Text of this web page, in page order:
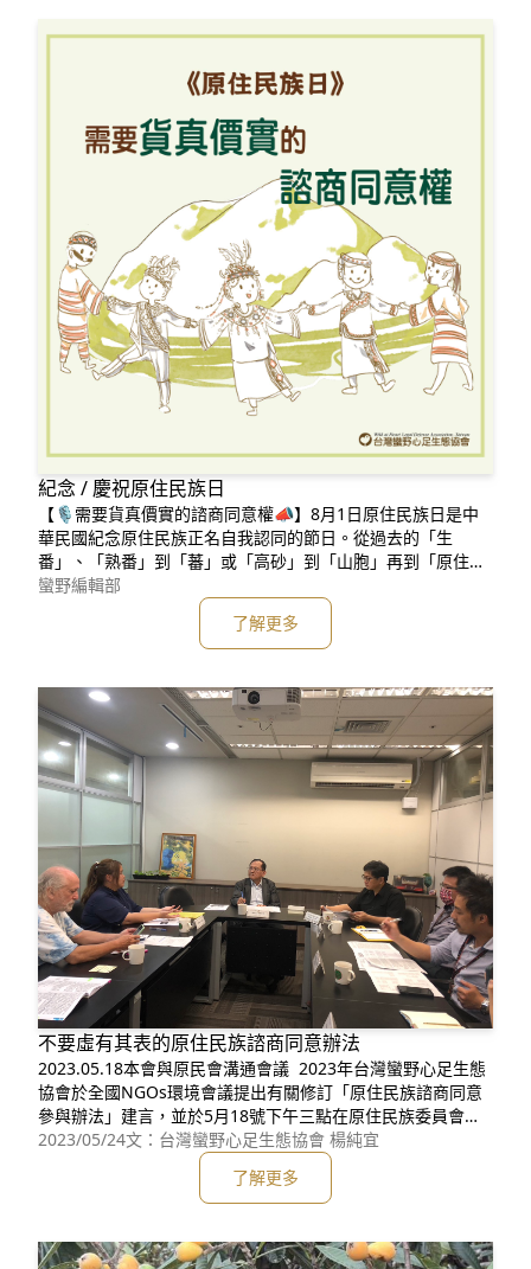
紀念 / 慶祝原住民族日
【🎙️需要貨真價實的諮商同意權📣】8月1日原住民族日是中
華民國紀念原住民族正名自我認同的節日。從過去的「生
番」、「熟番」到「蕃」或「高砂」到「山胞」再到「原住民
族」，無論名稱為何，都必須認知原住民族才是台灣真正的主
人。數十年來原民爭取的「正名權、土地權、自治權」，後二
項未竟之業，尚待各項細緻的法規建置，而貨真價實的「原住
民族諮商同意權」更是檢視是否落實土地權、自治權的真心誠
蠻野編輯部
了解更多
不要虛有其表的原住民族諮商同意辦法
2023.05.18本會與原民會溝通會議 2023年台灣蠻野心足生態
協會於全國NGOs環境會議提出有關修訂「原住民族諮商同意
參與辦法」建言，並於5月18號下午三點在原住民族委員會召
開第一次溝通會議。 現場由原民會鍾副主委興華與綜合規劃
處處長、專門委員、科長等六位一同與本會創辦人文魯彬、辦
公室主任，以及議題負責人共同討論爭點。 過去三年多，本
會在部落實際參與「部落會議」所記錄下
2023/05/24文：台灣蠻野心足生態協會 楊純宜
了解更多